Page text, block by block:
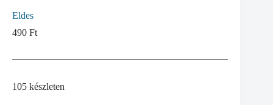
Eldes
490 Ft
105 készleten